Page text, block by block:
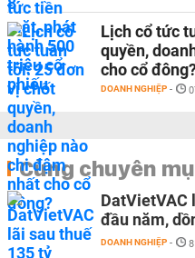
Lịch cổ tức
quyền,
cho cổ
DOANH NGHIỆP -
Cùng chuyên
DatVietVAC
đầu năm,
DOANH NGHIỆP -